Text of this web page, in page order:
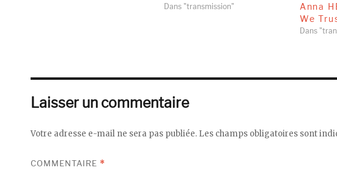
Dans "transmission"
Anna
We
Dans
Laisser un commentaire
Votre adresse e-mail ne sera pas publiée. Les champs obligatoires sont
COMMENTAIRE *